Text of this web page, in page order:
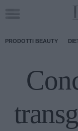
PRODOTTI BEAUTY